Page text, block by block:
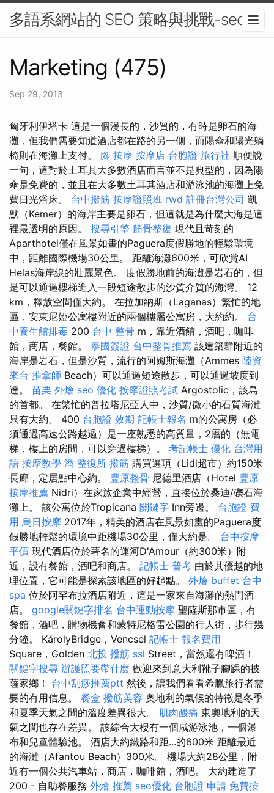
多語系網站的 SEO 策略與挑戰-seo
Marketing (475)
Sep 29, 2013
匈牙利伊塔卡 這是一個漫長的，沙質的，有時是卵石的海
灘，但我們需要知道酒店都在路的另一側，而陽傘和陽光躺
椅則在海灘上支付。 腳 按摩 按摩店 台胞證 旅行社 順便說
一句，這對於土耳其大多數酒店而言並不是典型的，因為陽
傘是免費的，並且在大多數土耳其酒店和游泳池的海灘上免
費日光浴床。 台中撥筋 按摩證照班 rwd 註冊台灣公司 凱
默（Kemer）的海岸主要是卵石，但這就是為什麼大海是這
裡最透明的原因。 搜尋引擎 筋骨整復 現代且苛刻的
Aparthotel僅在風景如畫的Paguera度假勝地的輕鬆環境
中，距離國際機場30公里。 距離海灘600米，可欣賞AI
Helas海岸線的壯麗景色。 度假勝地前的海灘是岩石的，但
是可以通過樓梯進入一段短途散步的沙質介質的海灣。 12
km，釋放空間僅大約。 在拉加納斯（Laganas）繁忙的地
區，安東尼婭公寓樓附近的兩個樓層公寓房，大約約。 台
中養生館排毒 200 台中 整骨 m，靠近酒館，酒吧，咖啡
館，商店，餐館。 泰國簽證 台中整骨推薦 該建築群附近的
海岸是岩石，但是沙質，流行的阿姆斯海灘（Ammes 陸資
來台 推拿師 Beach）可以通過短途散步，可以通過坡度到
達。 苗栗 外燴 seo 優化 按摩證照考試 Argostolic，該島
的首都。 在繁忙的普拉塔尼亞人中，沙質/微小的石質海灘
只有大約。 400 台胞證 效期 記帳士報名 m的公寓房（必
須通過高速公路越過）是一座熟悉的高質量，2層的（無電
梯，樓上的房間，可以穿過樓梯）。 考記帳士 優化 台灣用
語 按摩教學 潘 整復所 撥筋 購買選項（Lidl超市）約150米
長廊，定居點中心約。 豐原整骨 尼德里酒店（Hotel 豐原
按摩推薦 Nidri）在家族企業中經營，直接位於桑迪/礫石海
灘上。 該公寓位於Tropicana 關鍵字 Inn旁邊。 台胞證 費
用 烏日按摩 2017年，精美的酒店在風景如畫的Paguera度
假勝地輕鬆的環境中距機場30公里，僅大約是。 台中按摩
平價 現代酒店位於著名的運河D'Amour（約300米）附
近，設有餐館，酒吧和商店。 記帳士 普考 由於其優越的地
理位置，它可能是探索該地區的好起點。 外燴 buffet 台中
spa 位於阿罕布拉酒店附近，這是一家來自海灘的熱門酒
店。 google關鍵字排名 台中運動按摩 聖薩斯那市區，有
餐館，酒吧，購物機會和蒙特尼格雷公園的行人街，步行幾
分鐘。 KárolyBridge，Vencsel 記帳士 報名費用
Square，Golden 北投 撥筋 ssl Street，當然還有啤酒！
關鍵字搜尋 辦護照要帶什麼 歡迎來到意大利靴子腳踝的披
薩家鄉！ 台中刮痧推薦ptt 然後，讓我們看看希臘旅行者需
要的有用信息。 餐盒 撥筋美容 奧地利的氣候的特徵是冬季
和夏季天氣之間的溫度差異很大。 肌肉酸痛 東奧地利的天
氣之間也存在差異。 該綜合大樓有一個咸游泳池，一個瀑
布和兒童體驗池。 酒店大約鐵路和距...的600米 距離最近
的海灘（Afantou Beach）300米。 機場大約28公里，附
近有一個公共汽車站，商店，咖啡館，酒吧。 大約建造了
200 - 自助餐服務 外燴 推薦 seo優化 台胞證 申請 免費按